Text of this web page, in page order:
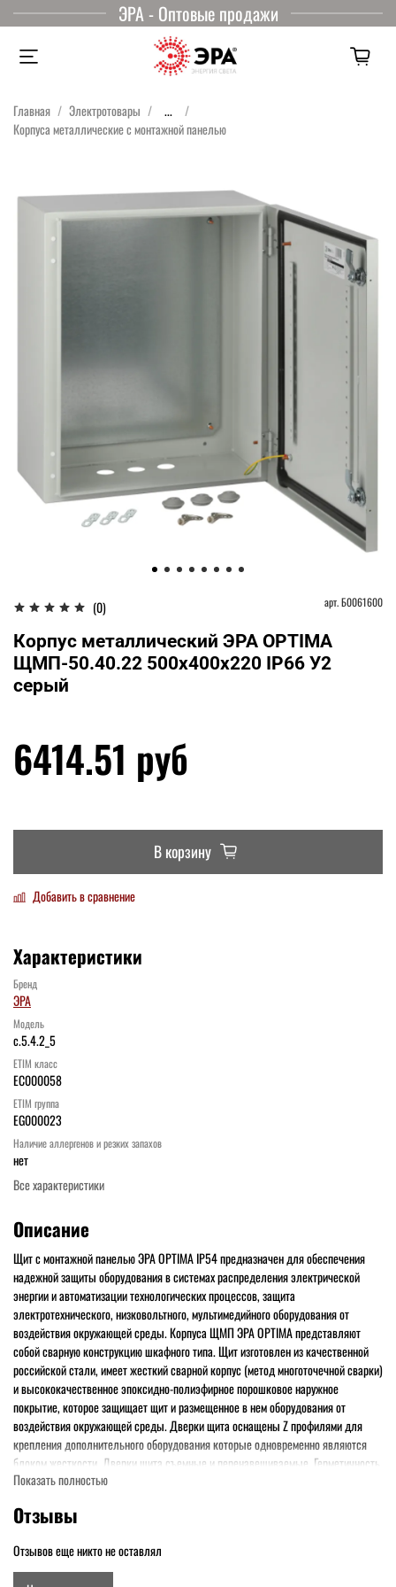
ЭРА - Оптовые продажи
Главная Электротовары
...
Корпуса металлические с монтажной панелью
(0) арт.Б0061600
Корпус металлический ЭРА OPTIMA
ЩМП-50.40.22 500х400х220 IP66 У2
серый
6414.51 руб
В корзину
Добавить в сравнение
Характеристики
Бренд
ЭРА
Модель
c.5.4.2_5
ETIM класс
EC000058
ETIM группа
EG000023
Наличие аллергенов и резких запахов
нет
Все характеристики
Описание
Щит с монтажной панелью ЭРА OPTIMA IP54 предназначен для обеспечения
надежной защиты оборудования в системах распределения электрической
энергии и автоматизации технологических процессов, защита
электротехнического, низковольтного, мультимедийного оборудования от
воздействия окружающей среды. Корпуса ЩМП ЭРА OPTIMA представляют
собой сварную конструкцию шкафного типа. Щит изготовлен из качественной
российской стали, имеет жесткий сварной корпус (метод многоточечной сварки)
и высококачественное эпоксидно-полиэфирное порошковое наружное
покрытие, которое защищает щит и размещенное в нем оборудования от
воздействия окружающей среды. Дверки щита оснащены Z профилями для
крепления дополнительного оборудования которые одновременно являются
блоком жесткости. Дверки щита съемные и перенавешиваемые. Герметичность
дверей обеспечивает мягкий качественный двухкомпонентный уплотнитель.
1,5 мм. Монтажные панели больших размеров имеют дополнительные точки
Показать полностью
Отзывы
Отзывов еще никто не оставлял